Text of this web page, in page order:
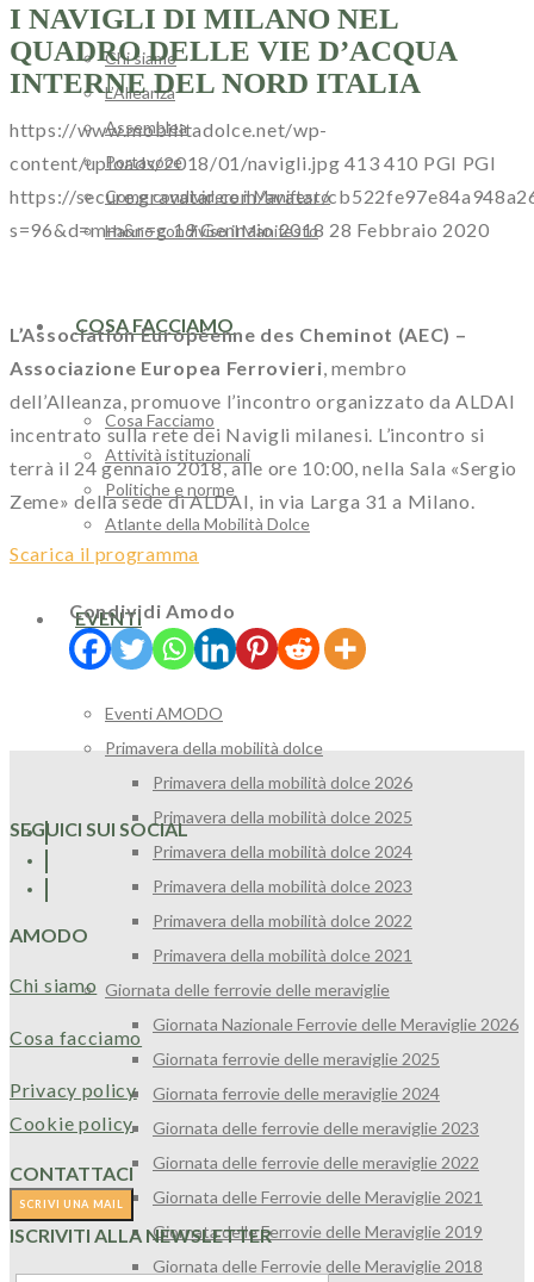
Chi siamo
L’Alleanza
Assemblea
Portavoce
Come condividere il Manifesto
Hanno condiviso il Manifesto
COSA FACCIAMO
Cosa Facciamo
Attività istituzionali
Politiche e norme
Atlante della Mobilità Dolce
EVENTI
Eventi AMODO
Primavera della mobilità dolce
Primavera della mobilità dolce 2026
Primavera della mobilità dolce 2025
Primavera della mobilità dolce 2024
Primavera della mobilità dolce 2023
Primavera della mobilità dolce 2022
Primavera della mobilità dolce 2021
Giornata delle ferrovie delle meraviglie
Giornata Nazionale Ferrovie delle Meraviglie 2026
Giornata ferrovie delle meraviglie 2025
Giornata ferrovie delle meraviglie 2024
Giornata delle ferrovie delle meraviglie 2023
Giornata delle ferrovie delle meraviglie 2022
Giornata delle Ferrovie delle Meraviglie 2021
Giornata delle Ferrovie delle Meraviglie 2019
Giornata delle Ferrovie delle Meraviglie 2018
I NAVIGLI DI MILANO NEL
QUADRO DELLE VIE D’ACQUA
INTERNE DEL NORD ITALIA
https://www.mobilitadolce.net/wp-
content/uploads/2018/01/navigli.jpg 413 410 PGI PGI
https://secure.gravatar.com/avatar/
s=96&d=mm&r=g19 Gennaio 2018 28 Febbraio 2020
L’Association Européenne des Cheminot (AEC) –
Associazione Europea Ferrovieri, membro
dell’Alleanza, promuove l’incontro organizzato da ALDAI
incentrato sulla rete dei Navigli milanesi. L’incontro si
terrà il 24 gennaio 2018, alle ore 10:00, nella Sala «Sergio
Zeme» della sede di ALDAI, in via Larga 31 a Milano.
Scarica il programma
Condividi Amodo
SEGUICI SUI SOCIAL
AMODO
Chi siamo
Cosa facciamo
Privacy policy
Cookie policy
CONTATTACI
ISCRIVITI ALLA NEWSLETTER